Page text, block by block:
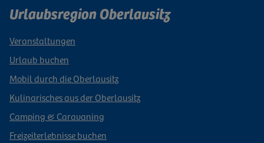
Urlaubsregion Oberlausitz
Veranstaltungen
Urlaub buchen
Mobil durch die Oberlausitz
Kulinarisches aus der Oberlausitz
Camping & Caravaning
Freizeiterlebnisse buchen